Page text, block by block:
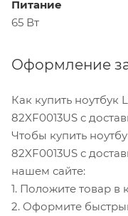
Питание
65 Вт
Оформление
Как купить ноутбук
82XF0013US с
Чтобы купить
82XF0013US с
нашем сайте:
1. Положите товар в
2. Оформите